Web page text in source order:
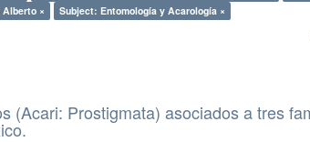
×
Subject: Entomología y Acarología ×
(Acari: Prostigmata) asociados a tres